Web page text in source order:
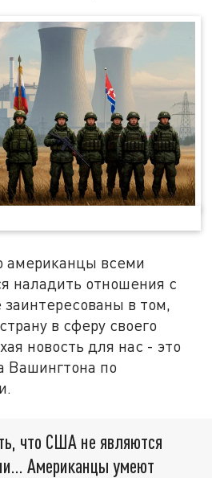
американцы всеми
наладить отношения с
в том,
в сферу своего
новость для нас - это
Вашингтона по
что США не являются
Американцы умеют